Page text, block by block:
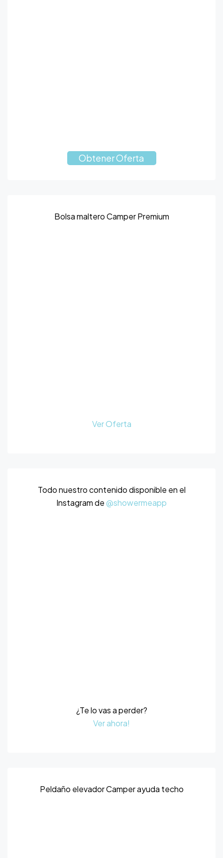
Obtener Oferta
Bolsa maltero Camper Premium
Ver Oferta
Todo nuestro contenido disponible en el
Instagram de@showermeapp
¿Te lo vas a perder?
Ver ahora!
Peldaño elevador Camper ayuda techo